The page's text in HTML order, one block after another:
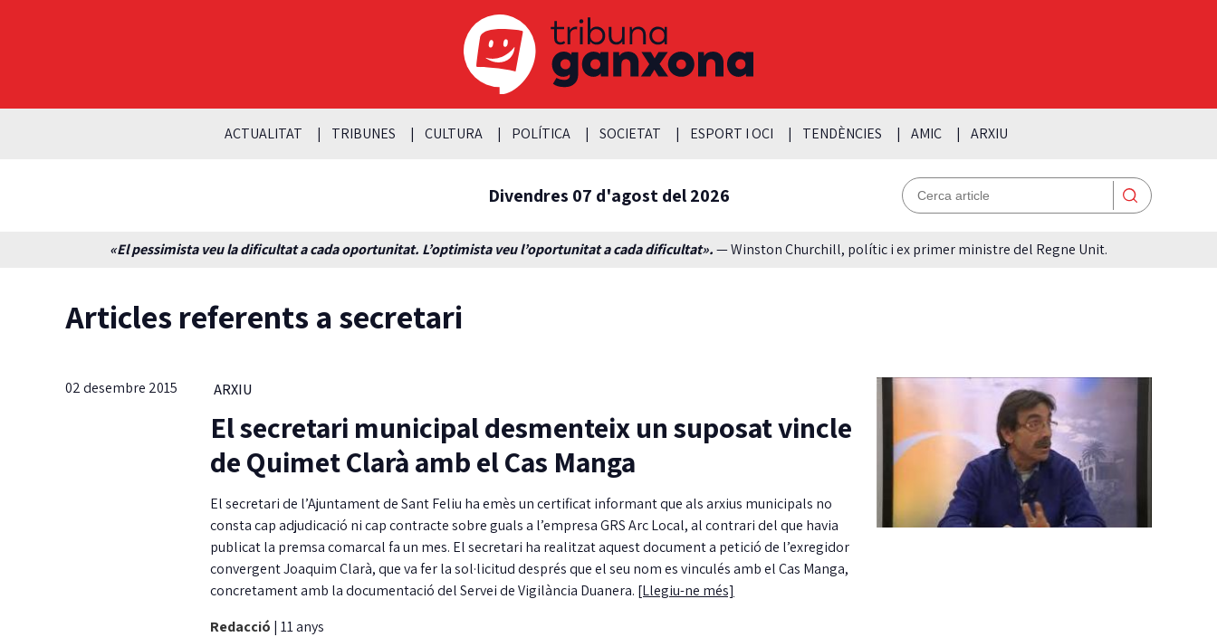
ACTUALITAT TRIBUNES CULTURA POLÍTICA SOCIETAT ESPORT I OCI TENDÈNCIES AMIC ARXIU
Divendres 07 d'agost del 2026
«El pessimista veu la dificultat a cada oportunitat. L’optimista veu l’oportunitat a cada dificultat».— Winston Churchill, polític i ex primer ministre del Regne Unit.
Articles referents a secretari
02 desembre 2015 ARXIU
El secretari municipal desmenteix un suposat vincle
de Quimet Clarà amb el Cas Manga
El secretari de l’Ajuntament de Sant Feliu ha emès un certificat informant que als arxius municipals no
consta cap adjudicació ni cap contracte sobre guals a l’empresa GRS Arc Local, al contrari del que havia
publicat la premsa comarcal fa un mes. El secretari ha realitzat aquest document a petició de l’exregidor
convergent Joaquim Clarà, que va fer la sol·licitud després que el seu nom es vinculés amb el Cas Manga,
concretament amb la documentació del Servei de Vigilància Duanera. [Llegiu-ne més]
Redacció | 11 anys